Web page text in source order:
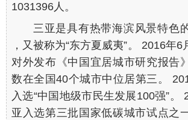
1031396人。
三亚是具有热带海滨风景特色
，又被称为“东方夏威夷”。 2016年
对外发布《中国宜居城市研究报告
数在全国40个城市中位居第三。
入选“中国地级市民生发展100强”。
亚入选第三批国家低碳城市试点之